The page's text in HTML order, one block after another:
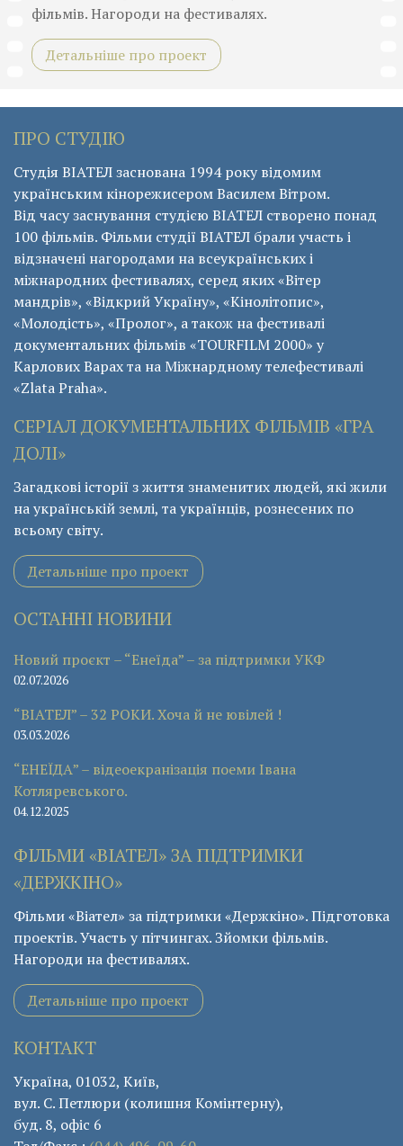
фільмів. Нагороди на фестивалях.
Детальніше про проект
ПРО СТУДІЮ
Студія ВІАТЕЛ заснована 1994 року відомим
українським кінорежисером Василем Вітром.
Від часу заснування студією ВІАТЕЛ створено понад
100 фільмів. Фільми студії ВІАТЕЛ брали участь і
відзначені нагородами на всеукраїнських і
міжнародних фестивалях, серед яких «Вітер
мандрів», «Відкрий Україну», «Кінолітопис»,
«Молодість», «Пролог», а також на фестивалі
документальних фільмів «ТОURFILM 2000» у
Карлових Варах та на Міжнардному телефестивалі
«Zlata Praha».
СЕРІАЛ ДОКУМЕНТАЛЬНИХ ФІЛЬМІВ «ГРА
ДОЛІ»
Загадкові історії з життя знаменитих людей, які жили
на українській землі, та українців, рознесених по
всьому світу.
Детальніше про проект
ОСТАННІ НОВИНИ
Новий проєкт – “Енеїда” – за підтримки УКФ
02.07.2026
“ВІАТЕЛ” – 32 РОКИ. Хоча й не ювілей !
03.03.2026
“ЕНЕЇДА” – відеоекранізація поеми Івана
Котляревського.
04.12.2025
ФІЛЬМИ «ВІАТЕЛ» ЗА ПІДТРИМКИ
«ДЕРЖКІНО»
Фільми «Віател» за підтримки «Держкіно». Підготовка
проектів. Участь у пітчингах. Зйомки фільмів.
Нагороди на фестивалях.
Детальніше про проект
КОНТАКТ
Україна, 01032, Київ,
вул. С. Петлюри (колишня Комінтерну),
буд. 8, офіс 6